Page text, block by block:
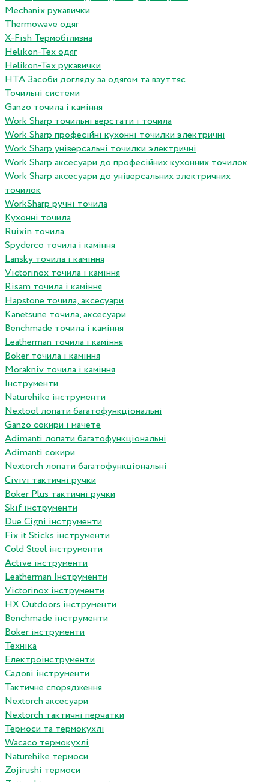
Mechanix рукавички
Thermowave одяг
X-Fish Термобілизна
Helikon-Tex одяг
Helikon-Tex рукавички
HTA Засоби догляду за одягом та взуттяс
Точильні системи
Ganzo точила і каміння
Work Sharp точильні верстати і точила
Work Sharp професiйнi кухоннi точилки электричнi
Work Sharp унiверсальнi точилки электричнi
Work Sharp аксесуари до професiйних кухонних точилок
Work Sharp аксесуари до унiверсальних электричних
точилок
WorkSharp ручні точила
Кухонні точила
Ruixin точила
Spyderco точила і каміння
Lansky точила і каміння
Victorinox точила і каміння
Risam точила і каміння
Hapstone точила, аксесуари
Kanetsune точила, аксесуари
Benchmade точила і каміння
Leatherman точила і каміння
Boker точила і каміння
Morakniv точила і каміння
Інструменти
Naturehike інструменти
Nextool лопати багатофункціональні
Ganzo сокири і мачете
Adimanti лопати багатофункціональні
Adimanti сокири
Nextorch лопати багатофункціональні
Сivivi тактичні ручки
Boker Plus тактичні ручки
Skif інструменти
Due Cigni інструменти
Fix it Sticks інструменти
Сold Steel інструменти
Active інструменти
Leatherman Інструменти
Victorinox інструменти
HX Outdoors інструменти
Benchmade інструменти
Boker інструменти
Техніка
Електроінструменти
Садові інструменти
Тактичне спорядження
Nextorch аксесуари
Nextorch тактичні перчатки
Термоси та термокухлі
Wacaco термокухлі
Naturehike термоси
Zojirushi термоси